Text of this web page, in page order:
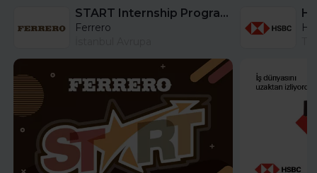
START Internship Program (Sales) - Istanbul
Ferrero